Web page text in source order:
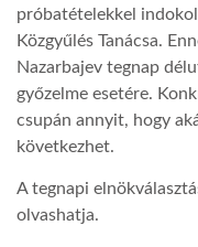
GLOBOBOOK
próbatételekkel
Közgyűlés Tanácsa.
Nazarbajev tegnap
győzelme esetére.
csupán annyit, hogy
következhet.
A tegnapi
olvashatja.